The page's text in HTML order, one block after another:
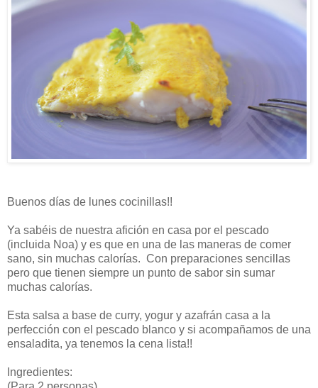
Buenos días de lunes cocinillas!!
Ya sabéis de nuestra afición en casa por el pescado
(incluida Noa) y es que en una de las maneras de comer
sano, sin muchas calorías. Con preparaciones sencillas
pero que tienen siempre un punto de sabor sin sumar
muchas calorías.
Esta salsa a base de curry, yogur y azafrán casa a la
perfección con el pescado blanco y si acompañamos de una
ensaladita, ya tenemos la cena lista!!
Ingredientes: